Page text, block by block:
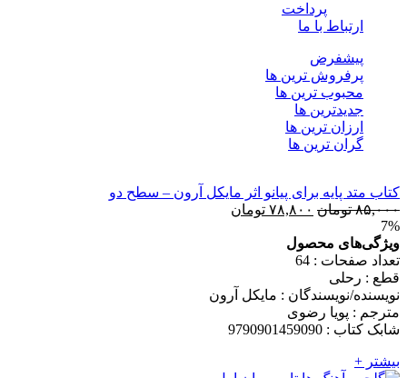
پرداخت
ارتباط با ما
پیشفرض
پرفروش ترین ها
محبوب ترین ها
جدیدترین ها
ارزان ترین ها
گران ترین ها
کتاب متد پایه برای پیانو اثر مایکل آرون – سطح دو
۸۵,۰۰۰ تومان قیمت
بود.
۷۸,۸۰۰ تومان
7%
ویژگی‌های محصول
تعداد صفحات : 64
قطع : رحلی
نویسنده/نویسندگان : مایکل آرون
مترجم : پویا رضوی
شابک کتاب : 9790901459090
بیشتر +